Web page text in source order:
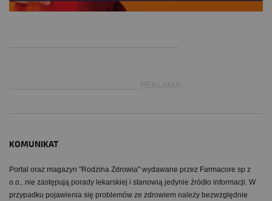
___________________________REKLAMA
KOMUNIKAT
Portal oraz magazyn "Rodzina Zdrowia" wydawane przez Farmacore sp z
o.o.. nie zastępują porady lekarskiej i stanowią jedynie źródło informacji. W
przypadku pojawienia się problemów ze zdrowiem należy bezwzględnie